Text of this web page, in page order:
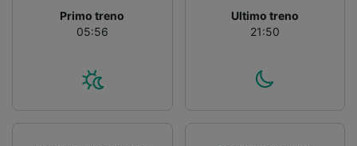
Primo treno
05:56
Ultimo treno
21:50